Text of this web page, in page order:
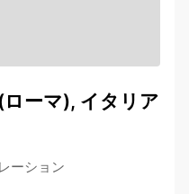
ーマ), イタリア
ーション